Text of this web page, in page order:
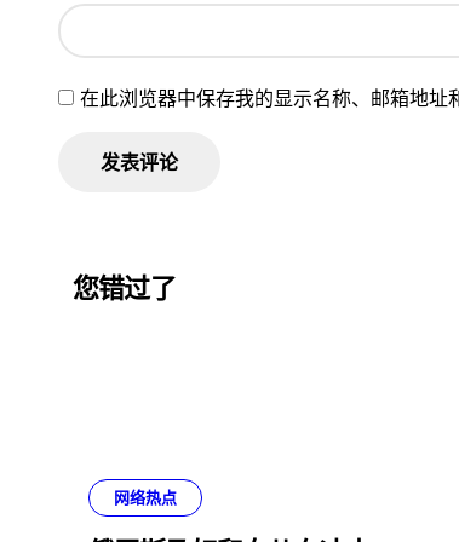
在此浏览器中保存我的显示名称、邮箱地址
您错过了
网络热点